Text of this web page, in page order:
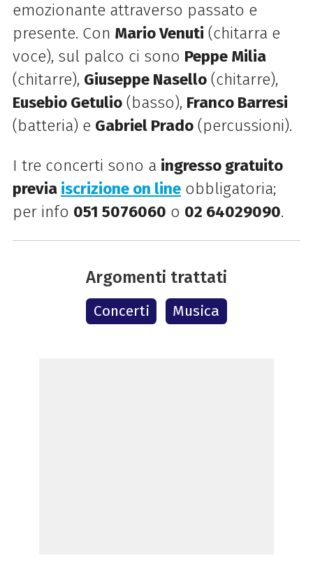
emozionante attraverso passato e
presente. Con Mario Venuti (chitarra e
voce), sul palco ci sono Peppe Milia
(chitarre), Giuseppe Nasello(chitarre),
Eusebio Getulio(basso), Franco Barresi
(batteria) e Gabriel Prado(percussioni).
I tre concerti sono a ingresso gratuito
previa iscrizione on lineobbligatoria;
per info 051 5076060 o 02 64029090.
Argomenti trattati
Concerti Musica